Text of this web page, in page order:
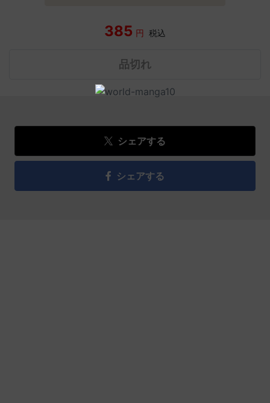
385 円 税込
品切れ
シェアする
シェアする